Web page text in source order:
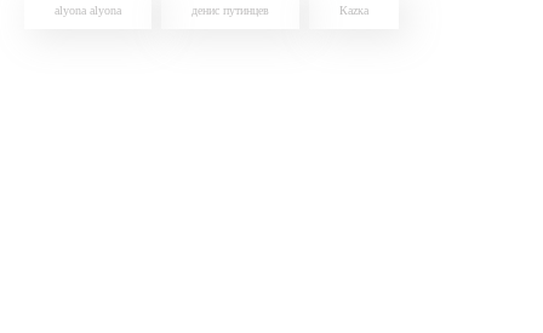
alyona alyona денис путинцев Каzка